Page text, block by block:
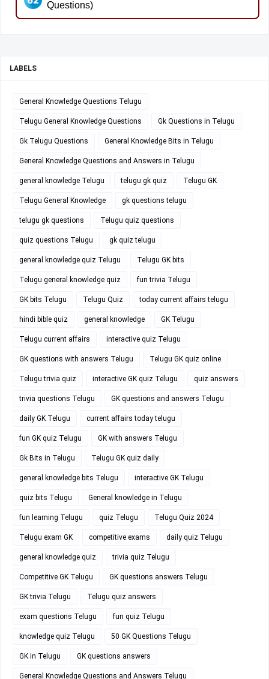
Questions)
LABELS
General Knowledge Questions Telugu
Telugu General Knowledge Questions Gk Questions in Telugu
Gk Telugu Questions General Knowledge Bits in Telugu
General Knowledge Questions and Answers in Telugu
general knowledge Telugu telugu gk quiz Telugu GK
Telugu General Knowledge gk questions telugu
telugu gk questions Telugu quiz questions
quiz questions Telugu gk quiz telugu
general knowledge quiz Telugu Telugu GK bits
Telugu general knowledge quiz fun trivia Telugu
GK bits Telugu Telugu Quiz today current affairs telugu
hindi bible quiz general knowledge GK Telugu
Telugu current affairs interactive quiz Telugu
GK questions with answers Telugu Telugu GK quiz online
Telugu trivia quiz interactive GK quiz Telugu quiz answers
trivia questions Telugu GK questions and answers Telugu
daily GK Telugu current affairs today telugu
fun GK quiz Telugu GK with answers Telugu
Gk Bits in Telugu Telugu GK quiz daily
general knowledge bits Telugu interactive GK Telugu
quiz bits Telugu General knowledge in Telugu
fun learning Telugu quiz Telugu Telugu Quiz 2024
Telugu exam GK competitive exams daily quiz Telugu
general knowledge quiz trivia quiz Telugu
Competitive GK Telugu GK questions answers Telugu
GK trivia Telugu Telugu quiz answers
exam questions Telugu fun quiz Telugu
knowledge quiz Telugu 50 GK Questions Telugu
GK in Telugu GK questions answers
General Knowledge Questions and Answers Telugu